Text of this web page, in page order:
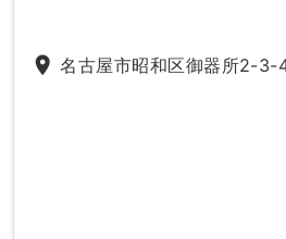
place 名古屋市昭和区御器所2-3-